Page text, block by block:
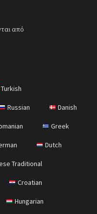
από
Turkish
Russian Danish
Greek
Dutch
Traditional
Croatian
Hungarian